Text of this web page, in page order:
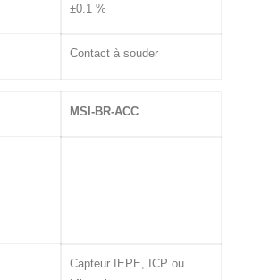
±0.1 %
Contact à souder
MSI-BR-ACC
Capteur IEPE, ICP ou